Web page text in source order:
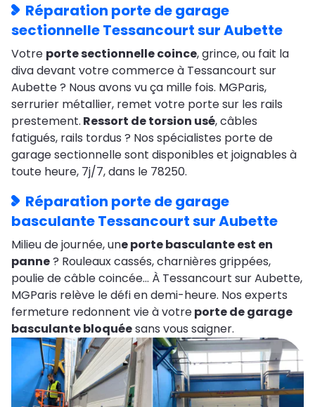
Réparation porte de garage
sectionnelle Tessancourt sur Aubette
Votre porte sectionnelle coince, grince, ou fait la
diva devant votre commerce à Tessancourt sur
Aubette ? Nous avons vu ça mille fois. MGParis,
serrurier métallier, remet votre porte sur les rails
prestement. Ressort de torsion usé, câbles
fatigués, rails tordus ? Nos spécialistes porte de
garage sectionnelle sont disponibles et joignables à
toute heure, 7j/7, dans le 78250.
Réparation porte de garage
basculante Tessancourt sur Aubette
Milieu de journée, une porte basculante est en
panne? Rouleaux cassés, charnières grippées,
poulie de câble coincée… À Tessancourt sur Aubette,
MGParis relève le défi en demi-heure. Nos experts
fermeture redonnent vie à votreporte de garage
basculante bloquéesans vous saigner.